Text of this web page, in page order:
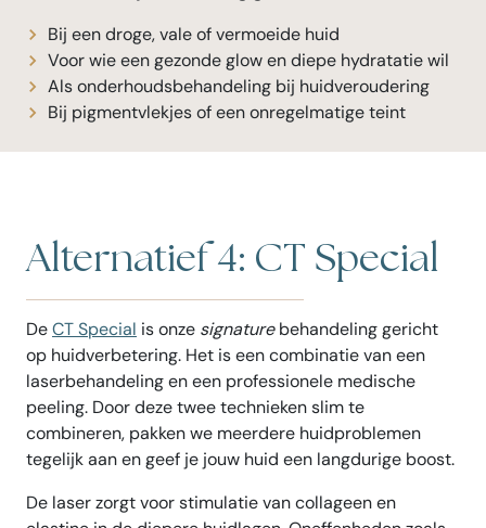
Bij een droge, vale of vermoeide huid
Voor wie een gezonde glow en diepe hydratatie wil
Als onderhoudsbehandeling bij huidveroudering
Bij pigmentvlekjes of een onregelmatige teint
Alternatief 4: CT Special
DeCT Special is onze signaturebehandeling gericht
op huidverbetering. Het is een combinatie van een
laserbehandeling en een professionele medische
peeling. Door deze twee technieken slim te
combineren, pakken we meerdere huidproblemen
tegelijk aan en geef je jouw huid een langdurige boost.
De laser zorgt voor stimulatie van collageen en